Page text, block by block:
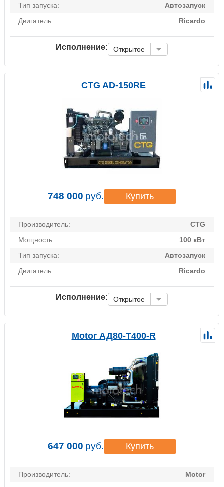
Тип запуска:
Автозапуск
Двигатель:
Ricardo
Исполнение: Открытое
CTG AD-150RE
748 000 руб. Купить
Производитель:
CTG
Мощность:
100 кВт
Тип запуска:
Автозапуск
Двигатель:
Ricardo
Исполнение: Открытое
Motor АД80-Т400-R
647 000 руб. Купить
Производитель:
Motor